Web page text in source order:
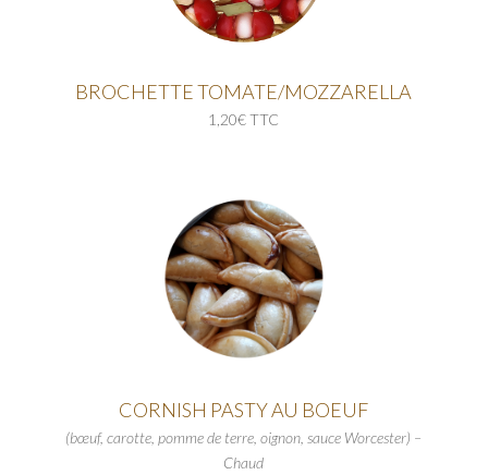
BROCHETTE TOMATE/MOZZARELLA
1,20€ TTC
CORNISH PASTY AU BOEUF
(bœuf, carotte, pomme de terre, oignon, sauce Worcester) –
Chaud